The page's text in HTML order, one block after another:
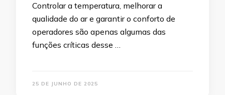
Controlar a temperatura, melhorar a
qualidade do ar e garantir o conforto de
operadores são apenas algumas das
funções críticas desse …
25 DE JUNHO DE 2025